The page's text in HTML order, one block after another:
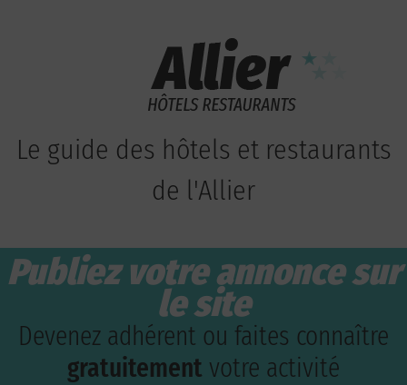
Le guide des hôtels et restaurants
de l'Allier
Publiez votre annonce sur
le site
Devenez adhérent ou faites connaître
gratuitement votre activité